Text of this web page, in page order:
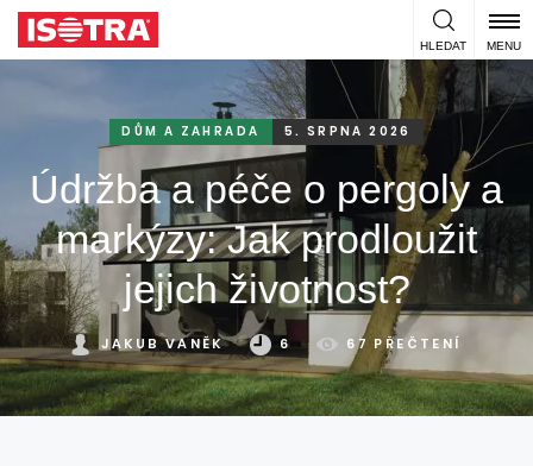
Přeskočit na obsah
HLEDAT MENU
DŮM A ZAHRADA 5. SRPNA 2026
Údržba a péče o pergoly a
markýzy: Jak prodloužit
jejich životnost?
JAKUB VANĚK 6 67 PŘEČTENÍ